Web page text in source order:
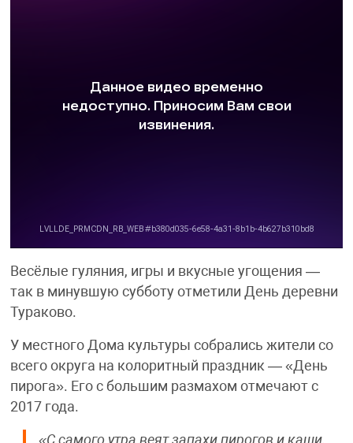
Весёлые гуляния, игры и вкусные угощения —
так в минувшую субботу отметили День деревни
Тураково.
У местного Дома культуры собрались жители со
всего округа на колоритный праздник — «День
пирога». Его с большим размахом отмечают с
2017 года.